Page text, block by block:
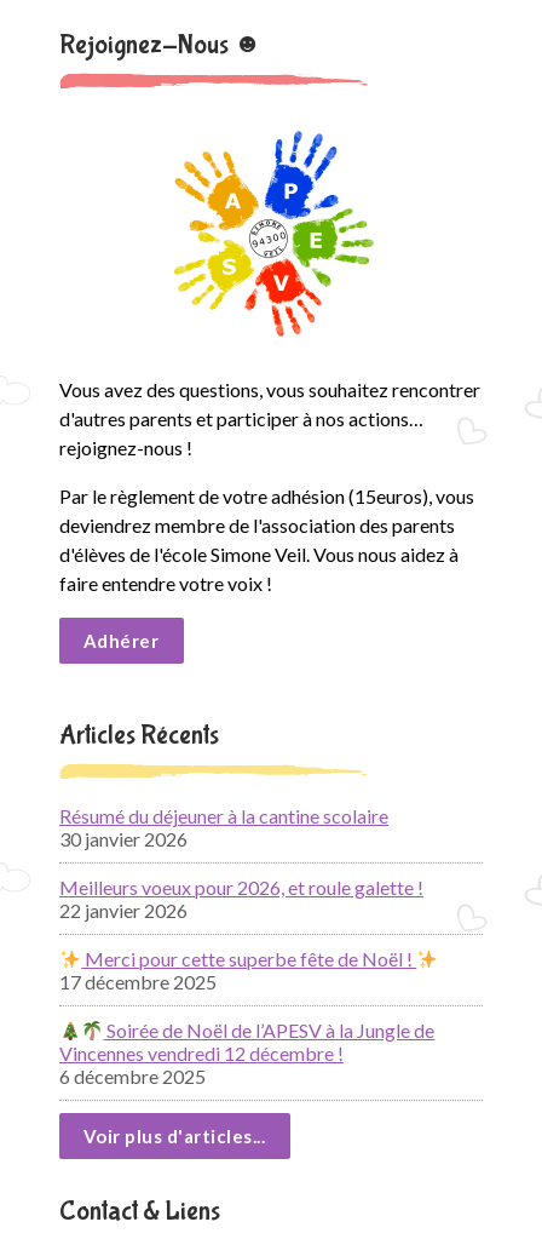
Rejoignez-Nous ☻
Vous avez des questions, vous souhaitez rencontrer
d'autres parents et participer à nos actions…
rejoignez-nous !
Par le règlement de votre adhésion (15euros), vous
deviendrez membre de l'association des parents
d'élèves de l'école Simone Veil. Vous nous aidez à
faire entendre votre voix !
Adhérer
Articles Récents
Résumé du déjeuner à la cantine scolaire
30 janvier 2026
Meilleurs voeux pour 2026, et roule galette !
22 janvier 2026
Merci pour cette superbe fête de Noël !
17 décembre 2025
Soirée de Noël de l’APESV à la Jungle de
Vincennes vendredi 12 décembre !
6 décembre 2025
Voir plus d'articles...
Contact & Liens